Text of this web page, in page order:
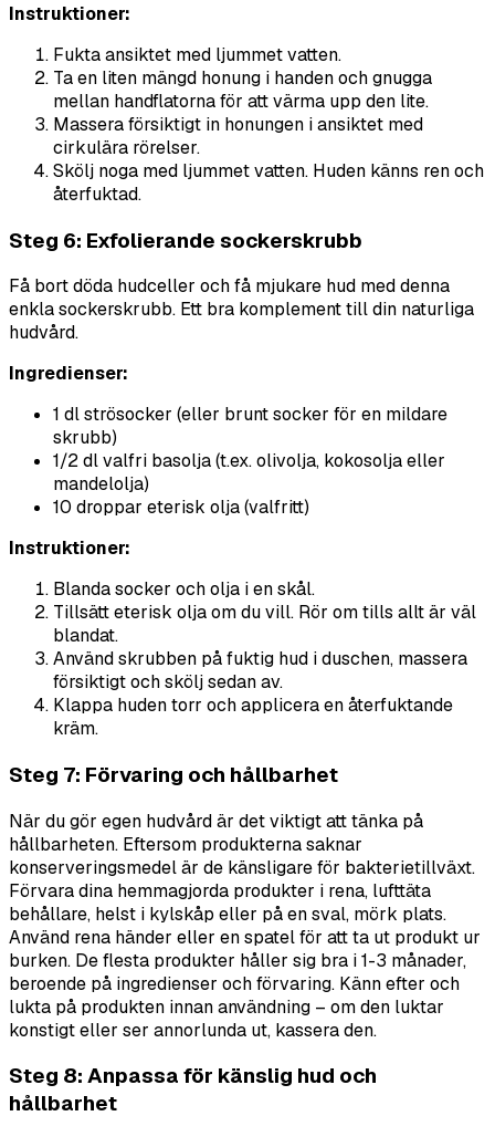
Instruktioner:
Fukta ansiktet med ljummet vatten.
Ta en liten mängd honung i handen och gnugga
mellan handflatorna för att värma upp den lite.
Massera försiktigt in honungen i ansiktet med
cirkulära rörelser.
Skölj noga med ljummet vatten. Huden känns ren och
återfuktad.
Steg 6: Exfolierande sockerskrubb
Få bort döda hudceller och få mjukare hud med denna
enkla sockerskrubb. Ett bra komplement till din naturliga
hudvård.
Ingredienser:
1 dl strösocker (eller brunt socker för en mildare
skrubb)
1/2 dl valfri basolja (t.ex. olivolja, kokosolja eller
mandelolja)
10 droppar eterisk olja (valfritt)
Instruktioner:
Blanda socker och olja i en skål.
Tillsätt eterisk olja om du vill. Rör om tills allt är väl
blandat.
Använd skrubben på fuktig hud i duschen, massera
försiktigt och skölj sedan av.
Klappa huden torr och applicera en återfuktande
kräm.
Steg 7: Förvaring och hållbarhet
När du gör egen hudvård är det viktigt att tänka på
hållbarheten. Eftersom produkterna saknar
konserveringsmedel är de känsligare för bakterietillväxt.
Förvara dina hemmagjorda produkter i rena, lufttäta
behållare, helst i kylskåp eller på en sval, mörk plats.
Använd rena händer eller en spatel för att ta ut produkt ur
burken. De flesta produkter håller sig bra i 1-3 månader,
beroende på ingredienser och förvaring. Känn efter och
lukta på produkten innan användning – om den luktar
konstigt eller ser annorlunda ut, kassera den.
Steg 8: Anpassa för känslig hud och
hållbarhet